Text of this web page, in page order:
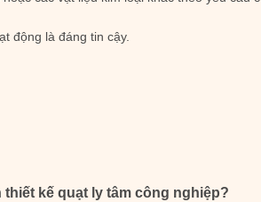
động là đáng tin cậy.
kế quạt ly tâm công nghiệp?